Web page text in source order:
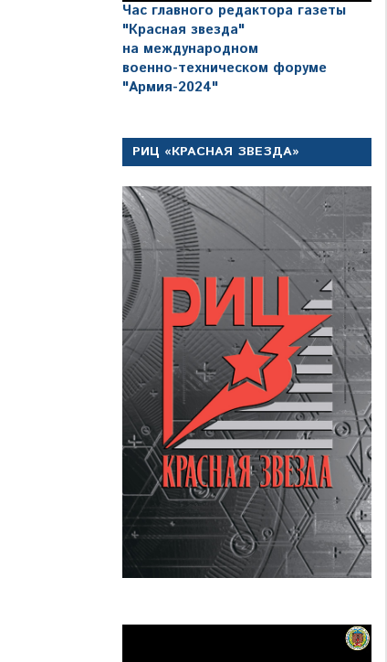
Час главного редактора газеты
"Красная звезда"
на международном
военно-техническом форуме
"Армия-2024"
РИЦ «КРАСНАЯ ЗВЕЗДА»